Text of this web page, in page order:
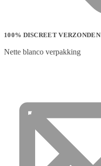
100% DISCREET VERZONDEN
Nette blanco verpakking